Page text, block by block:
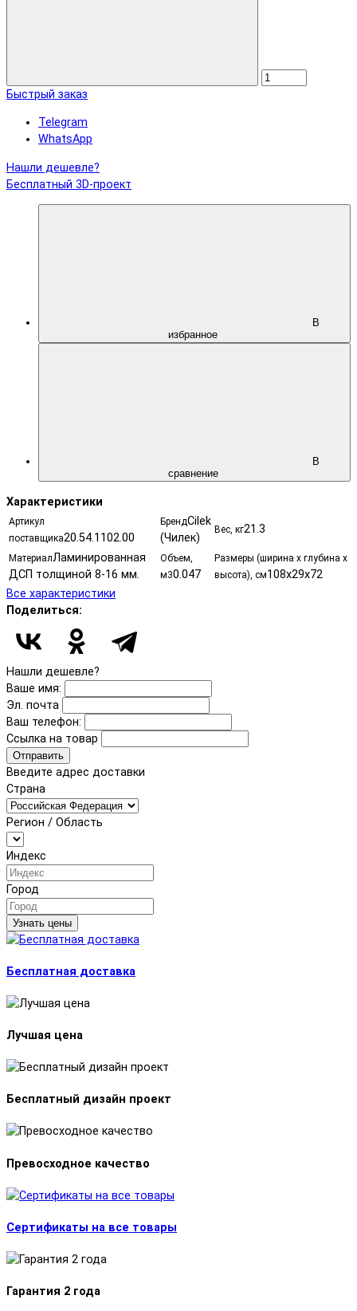
Быстрый заказ
Telegram
WhatsApp
Нашли дешевле?
Бесплатный 3D-проект
В
избранное
В
сравнение
Характеристики
Артикул
поставщика20.54.1102.00
БрендCilek
(Чилек)
Вес, кг21.3
МатериалЛаминированная
ДСП толщиной 8-16 мм.
Объем,
м30.047
Размеры (ширина х глубина х
высота), см108х29х72
Все характеристики
Поделиться:
Нашли дешевле?
Ваше имя:
Эл. почта
Ваш телефон:
Ссылка на товар
Отправить
Введите адрес доставки
Страна
Регион / Область
Индекс
Город
Узнать цены
Бесплатная доставка
Лучшая цена
Бесплатный дизайн проект
Превосходное качество
Сертификаты на все товары
Гарантия 2 года